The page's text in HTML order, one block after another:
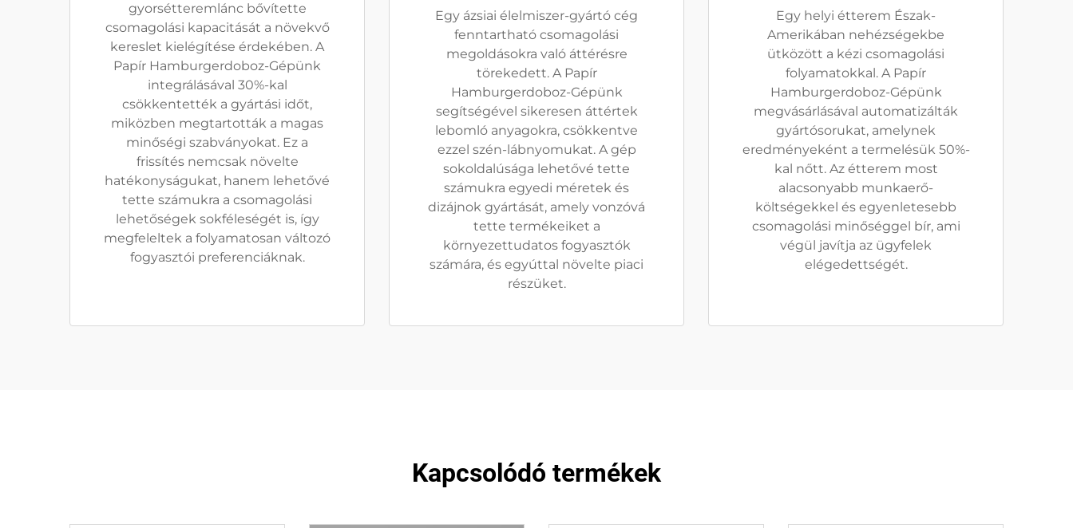
gyorsétteremlánc bővítette
csomagolási kapacitását a növekvő
kereslet kielégítése érdekében. A
Papír Hamburgerdoboz-Gépünk
integrálásával 30%-kal
csökkentették a gyártási időt,
miközben megtartották a magas
minőségi szabványokat. Ez a
frissítés nemcsak növelte
hatékonyságukat, hanem lehetővé
tette számukra a csomagolási
lehetőségek sokféleségét is, így
megfeleltek a folyamatosan változó
fogyasztói preferenciáknak.
Egy ázsiai élelmiszer-gyártó cég
fenntartható csomagolási
megoldásokra való áttérésre
törekedett. A Papír
Hamburgerdoboz-Gépünk
segítségével sikeresen áttértek
lebomló anyagokra, csökkentve
ezzel szén-lábnyomukat. A gép
sokoldalúsága lehetővé tette
számukra egyedi méretek és
dizájnok gyártását, amely vonzóvá
tette termékeiket a
környezettudatos fogyasztók
számára, és egyúttal növelte piaci
részüket.
Egy helyi étterem Észak-
Amerikában nehézségekbe
ütközött a kézi csomagolási
folyamatokkal. A Papír
Hamburgerdoboz-Gépünk
megvásárlásával automatizálták
gyártósorukat, amelynek
eredményeként a termelésük 50%-
kal nőtt. Az étterem most
alacsonyabb munkaerő-
költségekkel és egyenletesebb
csomagolási minőséggel bír, ami
végül javítja az ügyfelek
elégedettségét.
Kapcsolódó termékek